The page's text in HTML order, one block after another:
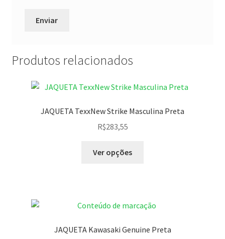
Produtos relacionados
JAQUETA TexxNew Strike Masculina Preta
R$283,55
Ver opções
JAQUETA Kawasaki Genuine Preta